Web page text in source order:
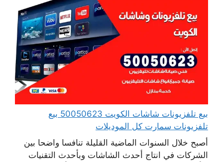
بيع تلفزيونات شاشات الكويت 50050623 بيع
تلفزيونات سمارت كل الموديلات
أصبح خلال السنوات الماضية القليلة تنافسا واضحا بين
الشركات في انتاج أحدث الشاشات وبأحدث التقنيات